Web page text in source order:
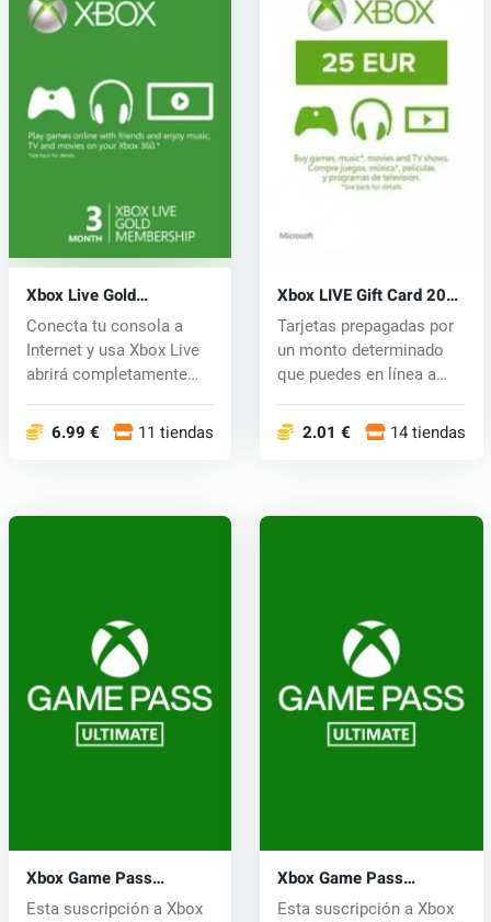
Xbox Live Gold
Membership Card 3
Month
Conecta tu consola a
Internet y usa Xbox Live
abrirá completamente
6.99 € 11 tiendas
Xbox LIVE Gift Card 20
EUR
Tarjetas prepagadas por
un monto determinado
que puedes en línea a
2.01 € 14 tiendas
Xbox Game Pass
Ultimate Key 3 meses
Esta suscripción a Xbox
Xbox Game Pass
Ultimate Key 1 mes
Esta suscripción a Xbox